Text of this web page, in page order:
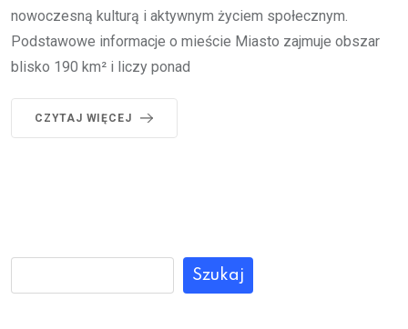
nowoczesną kulturą i aktywnym życiem społecznym.
Podstawowe informacje o mieście Miasto zajmuje obszar
blisko 190 km² i liczy ponad
CZYTAJ WIĘCEJ
Szukaj